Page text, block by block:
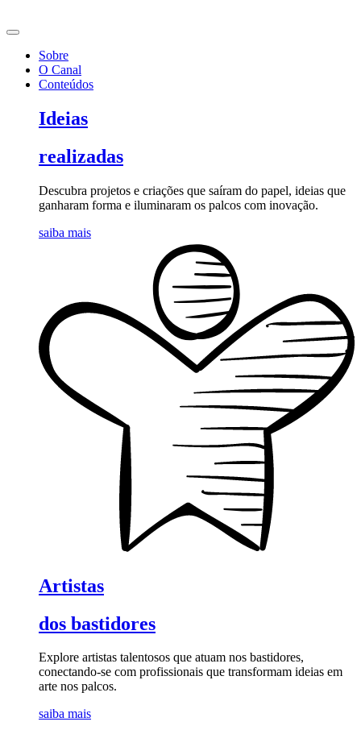
para
conteúdoSobre
O Canal
Conteúdos
Ideias
realizadas
Descubra projetos e criações que saíram do papel, ideias que
ganharam forma e iluminaram os palcos com inovação.
saiba mais
Artistas
dos bastidores
Explore artistas talentosos que atuam nos bastidores,
conectando-se com profissionais que transformam ideias em
arte nos palcos.
saiba mais